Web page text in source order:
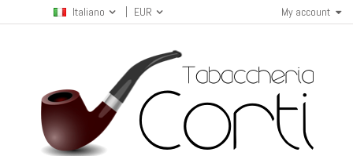
My account
Italiano EUR